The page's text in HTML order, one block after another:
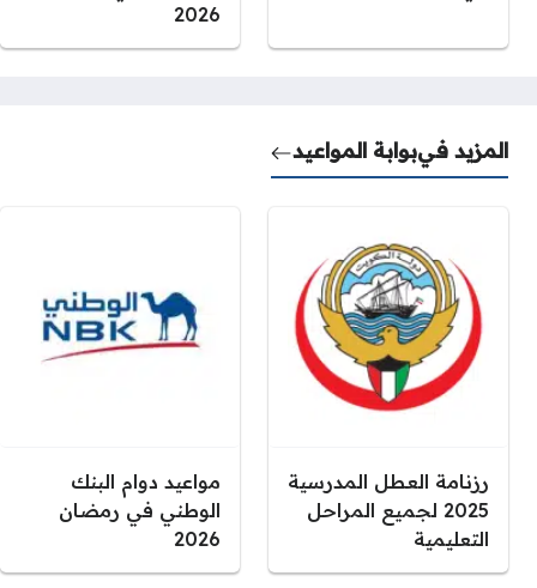
2026
المزيد فيبوابة المواعيد
رزنامة العطل المدرسية
2025 لجميع المراحل
التعليمية
مواعيد دوام البنك
الوطني في رمضان
2026